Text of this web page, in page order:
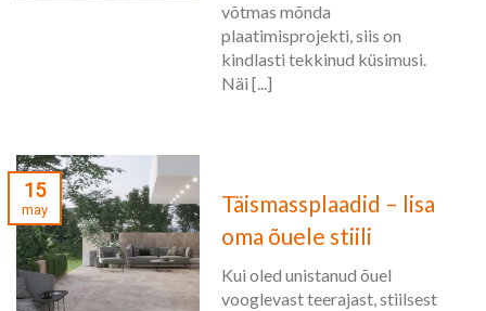
võtmas mõnda
plaatimisprojekti, siis on
kindlasti tekkinud küsimusi.
Näi [...]
15
may
Täismassplaadid – lisa
oma õuele stiili
Kui oled unistanud õuel
vooglevast teerajast, stiilsest